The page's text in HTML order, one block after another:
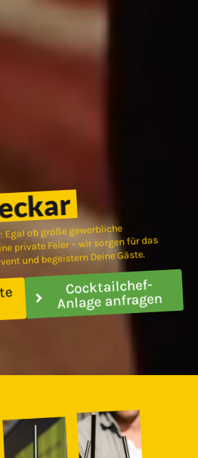
ob große gewerbliche
private Feier – wir sorgen für das
und begeistern Deine Gäste.
Cocktailchef-
Anlage anfragen